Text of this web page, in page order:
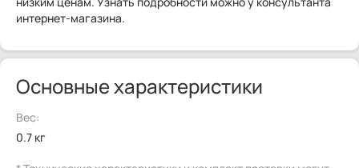
интернет-магазина.
Основные характеристики
Вес:
0.7 кг